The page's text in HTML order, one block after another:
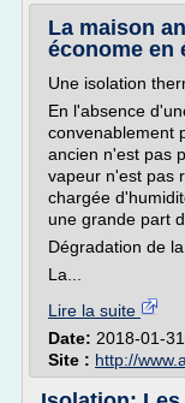
La maison
économe en
Une isolation
En l'absence
convenablement
ancien n'est pas
vapeur n'est pas
chargée
une grande part
Dégradation de
La...
Lire la suite
Date: 2018-01-
Site : http://